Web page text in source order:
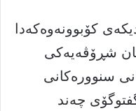
کۆبوونەوەکەدا
شڕۆڤەیەکى
سنوورەکانى
چەند